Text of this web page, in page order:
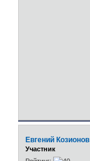
Евгений Козионов
Участник